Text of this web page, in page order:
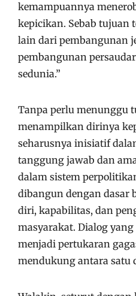
kemampuannya
kepicikan. Sebab
lain dari pembangunan
pembangunan
sedunia.”
Tanpa perlu menunggu
menampilkan dirinya
seharusnya inisiatif
tanggung jawab dan
dalam sistem
dibangun dengan dasar
diri, kapabilitas, dan
masyarakat. Dialog
menjadi pertukaran
mendukung antara satu